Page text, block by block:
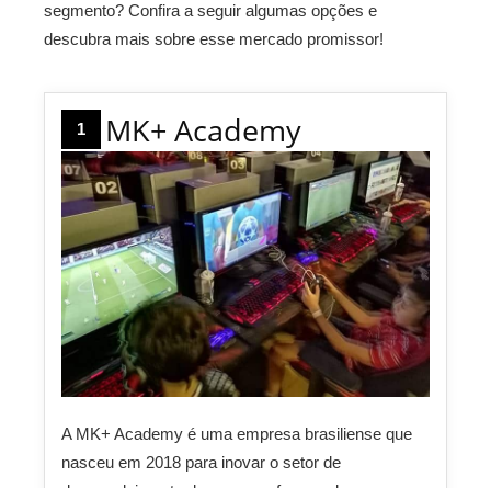
segmento? Confira a seguir algumas opções e
descubra mais sobre esse mercado promissor!
1 MK+ Academy
A MK+ Academy é uma empresa brasiliense que
nasceu em 2018 para inovar o setor de